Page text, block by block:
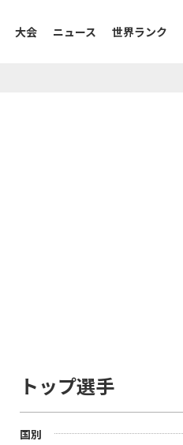
大会 ニュース 世界ランク
トップ選手
国別